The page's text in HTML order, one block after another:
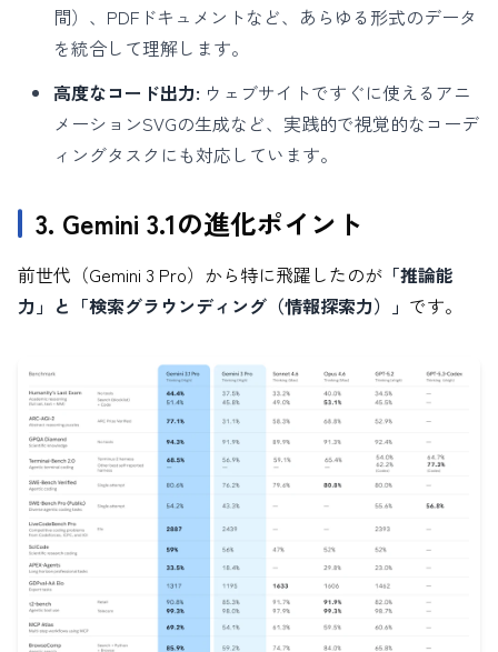
間）、PDFドキュメントなど、あらゆる形式のデータ
を統合して理解します。
高度なコード出力: ウェブサイトですぐに使えるアニ
メーションSVGの生成など、実践的で視覚的なコーデ
ィングタスクにも対応しています。
3. Gemini 3.1の進化ポイント
前世代（Gemini 3 Pro）から特に飛躍したのが 「推論能
力」と「検索グラウンディング（情報探索力）」 です。